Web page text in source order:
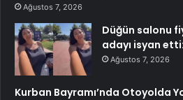
Ağustos 7, 2026
Düğün salonu
adayı isyan
Ağustos 7, 2026
Kurban Bayramı’nda Otoyolda